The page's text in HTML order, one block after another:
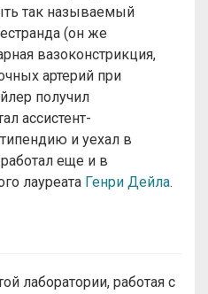
так называемый
(он же
вазоконстрикция,
артерий при
получил
ассистент-
и уехал в
еще и в
лауреата Генри Дейла.
лаборатории, работая с